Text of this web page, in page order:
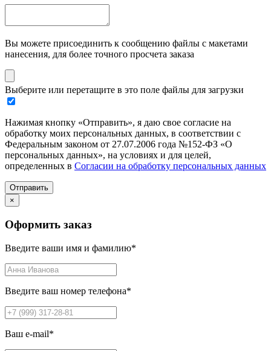
Вы можете присоединить к сообщению файлы с макетами
нанесения, для более точного просчета заказа
Выберите или перетащите в это поле файлы для загрузки
Нажимая кнопку «Отправить», я даю свое согласие на
обработку моих персональных данных, в соответствии с
Федеральным законом от 27.07.2006 года №152-ФЗ «О
персональных данных», на условиях и для целей,
определенных в Согласии на обработку персональных данных
Отправить
×
Оформить заказ
Введите ваши имя и фамилию*
Введите ваш номер телефона*
Ваш e-mail*